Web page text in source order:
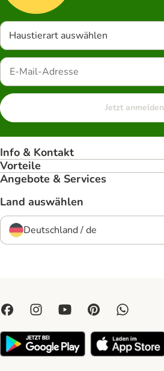
Haustierart auswählen
Jetzt anmelden
Info & Kontakt
Vorteile
Angebote & Services
Land auswählen
Deutschland / de